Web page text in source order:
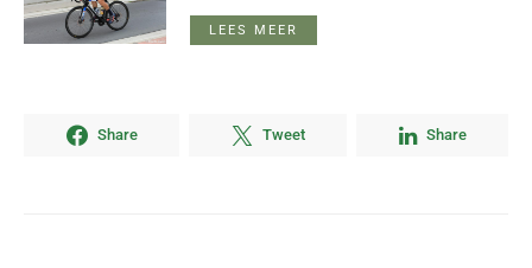
LEES MEER
Share Tweet Share